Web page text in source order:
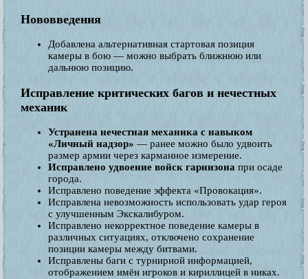
Нововведения
Добавлена альтернативная стартовая позиция
камеры в бою — можно выбрать ближнюю или
дальнюю позицию.
Исправление критических багов и нечестных
механик
Устранена нечестная механика с навыком
«Личный надзор» — ранее можно было удвоить
размер армии через карманное измерение.
Исправлено удвоение войск гарнизона при осаде
города.
Исправлено поведение эффекта «Провокация».
Исправлена невозможность использовать удар героя
с улучшенным Экскалибуром.
Исправлено некорректное поведение камеры в
различных ситуациях, отключено сохранение
позиции камеры между битвами.
Исправлены баги с турнирной информацией,
отображением имён игроков и кириллицей в никах.